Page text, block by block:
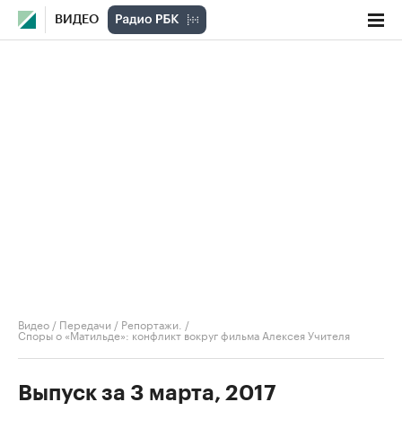
ВИДЕО
Видео / Передачи / Репортажи. /
Споры о «Матильде»: конфликт вокруг фильма Алексея Учителя
Выпуск за 3 марта, 2017